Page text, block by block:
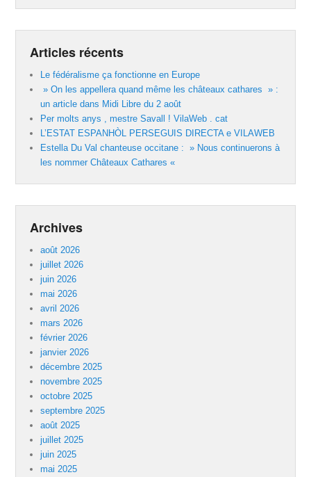
Articles récents
Le fédéralisme ça fonctionne en Europe
» On les appellera quand même les châteaux cathares » :
un article dans Midi Libre du 2 août
Per molts anys , mestre Savall ! VilaWeb . cat
L’ESTAT ESPANHÒL PERSEGUIS DIRECTA e VILAWEB
Estella Du Val chanteuse occitane : » Nous continuerons à
les nommer Châteaux Cathares «
Archives
août 2026
juillet 2026
juin 2026
mai 2026
avril 2026
mars 2026
février 2026
janvier 2026
décembre 2025
novembre 2025
octobre 2025
septembre 2025
août 2025
juillet 2025
juin 2025
mai 2025